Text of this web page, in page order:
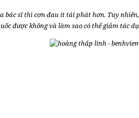
bác sĩ thì cơn đau ít tái phát hơn. Tuy
được không và làm sao có thể giảm tác